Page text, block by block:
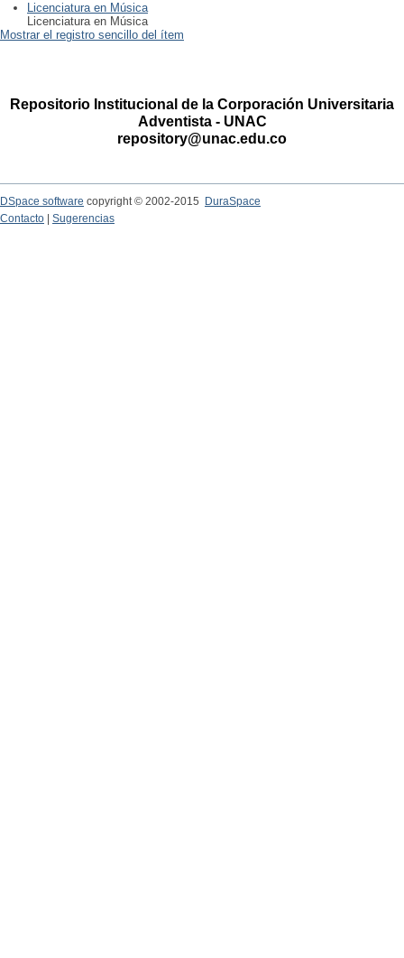
Licenciatura en Música
Licenciatura en Música
Mostrar el registro sencillo del ítem
Repositorio Institucional de la Corporación Universitaria
Adventista - UNAC
repository@unac.edu.co
DSpace software copyright © 2002-2015
DuraSpace
Contacto
Sugerencias